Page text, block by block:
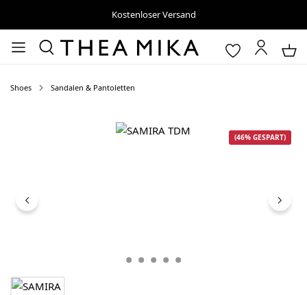
Kostenloser Versand
Shoes Sandalen & Pantoletten
Bildergalerie überspringen
(46% GESPART)